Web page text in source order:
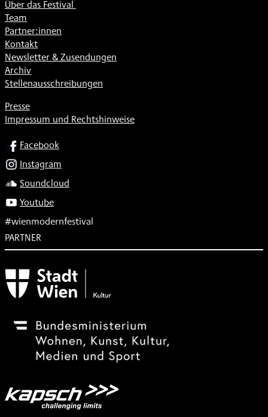
Über das Festival
Team
Partner:innen
Kontakt
Newsletter & Zusendungen
Archiv
Stellenausschreibungen
Presse
Impressum und Rechtshinweise
SOCIALFacebook
Instagram
Soundcloud
Youtube
#wienmodernfestival
PARTNER
Subventionsgeber